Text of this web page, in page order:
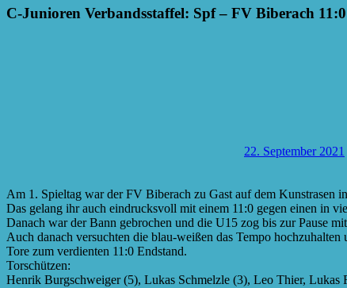
C-Junioren Verbandsstaffel: Spf – FV Biberach
22. September 2021
Am 1. Spieltag war der FV Biberach zu Gast auf dem Kunstrasen
Das gelang ihr auch eindrucksvoll mit einem 11:0 gegen einen in
Danach war der Bann gebrochen und die U15 zog bis zur Pause
Auch danach versuchten die blau-weißen das Tempo
Tore zum verdienten 11:0 Endstand.
Torschützen:
Henrik Burgschweiger (5), Lukas Schmelzle (3), Leo Thier, Lukas